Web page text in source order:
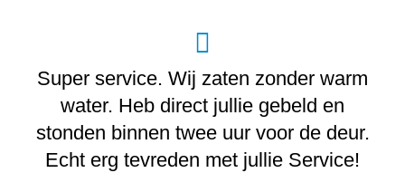
Super service. Wij zaten zonder warm
water. Heb direct jullie gebeld en
stonden binnen twee uur voor de deur.
Echt erg tevreden met jullie Service!